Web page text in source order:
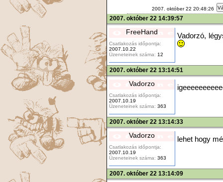
2007. október 22 20:48:26
2007. október 22 14:39:57
FreeHand
Csatlakozás időpontja:
2007.10.22
Üzeneteinek száma: 12
Vadorzó,
2007. október 22 13:14:51
Vadorzo
Csatlakozás időpontja:
2007.10.19
Üzeneteinek száma: 363
2007. október 22 13:14:33
Vadorzo
Csatlakozás időpontja:
2007.10.19
Üzeneteinek száma: 363
lehet hogy
2007. október 22 13:14:09